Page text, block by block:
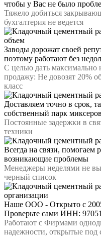
чтобы у Вас не было
Тяжело добиться
бухгалтерия не ведется
объем
Заводы дорожат своей
поэтому работают без
С целью дать максимально
продажу: Не довозят 20%
класс
Доставляем точно в срок,
собственный парк миксеров
Постоянные задержки в
техники
Всегда на связи, помогаем
возникающие проблемы
Менеджеры неделями не
черный список
организации
Наше ООО - Открыто с
Проверьте сами ИНН:
Работают с Фирмами
надежности, открытые под